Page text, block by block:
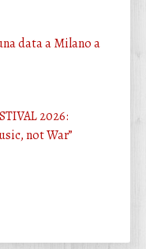
data a Milano a
2026:
not War”